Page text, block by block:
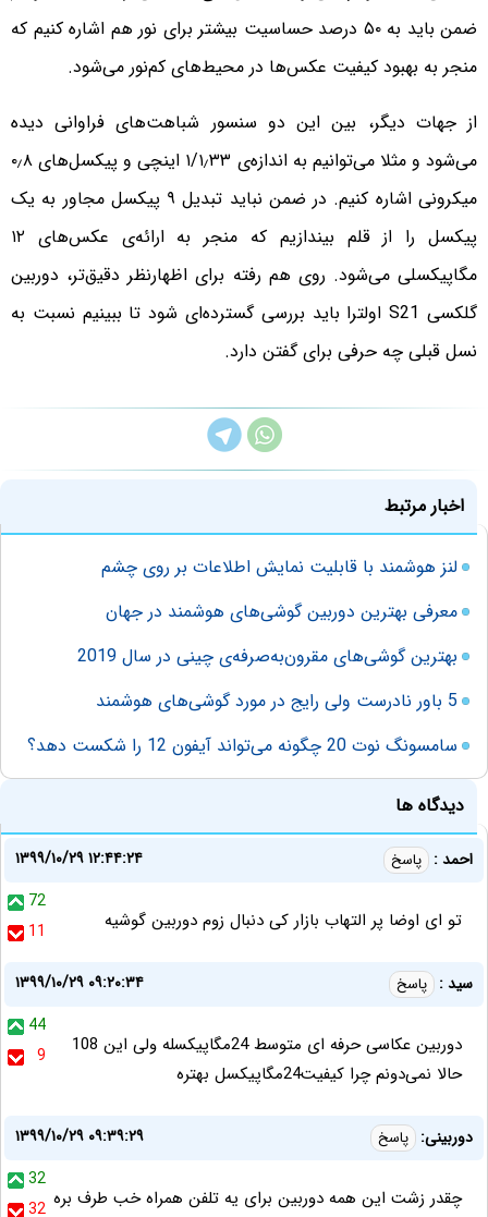
ضمن باید به ۵۰ درصد حساسیت بیشتر برای نور هم اشاره کنیم که
منجر به بهبود کیفیت عکس‌ها در محیط‌های کم‌نور می‌شود.
از جهات دیگر، بین این دو سنسور شباهت‌های فراوانی دیده
می‌شود و مثلا می‌توانیم به اندازه‌ی ۱/۱٫۳۳ اینچی و پیکسل‌های ۰٫۸
میکرونی اشاره کنیم. در ضمن نباید تبدیل ۹ پیکسل مجاور به یک
پیکسل را از قلم بیندازیم که منجر به ارائه‌ی عکس‌های ۱۲
مگاپیکسلی می‌شود. روی هم رفته برای اظهارنظر دقیق‌تر، دوربین
گلکسی S21 اولترا باید بررسی گسترده‌ای شود تا ببینیم نسبت به
نسل قبلی چه حرفی برای گفتن دارد.
اخبار مرتبط
لنز هوشمند با قابلیت نمایش اطلاعات بر روی چشم
معرفی بهترین دوربین گوشی‌های هوشمند در جهان
بهترین گوشی‌های مقرون‌به‌صرفه‌ی چینی در سال 2019
5 باور نادرست ولی رایج در مورد گوشی‌های هوشمند
سامسونگ نوت 20 چگونه می‌تواند آیفون 12 را شکست دهد؟
دیدگاه ها
احمد : پاسخ
۱۳۹۹/۱۰/۲۹ ۱۲:۴۴:۲۴
72
11
تو ای اوضا پر التهاب بازار کی دنبال زوم دوربین گوشیه
سید : پاسخ
۱۳۹۹/۱۰/۲۹ ۰۹:۲۰:۳۴
44
9
دوربین عکاسی حرفه ای متوسط 24مگاپیکسله ولی این 108
حالا نمی‌دونم چرا کیفیت24مگاپیکسل بهتره
دوربینی: پاسخ
۱۳۹۹/۱۰/۲۹ ۰۹:۳۹:۲۹
32
32 چقدر زشت این همه دوربین برای یه تلفن همراه خب طرف بره